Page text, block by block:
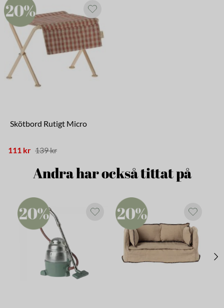
Skötbord Rutigt Micro
111 kr 139 kr
Andra har också tittat på